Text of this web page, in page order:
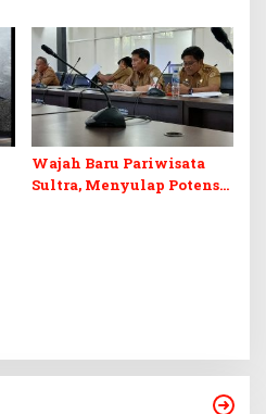
Desak Formasi Disabilitas
Wajah Baru Pariwisata
Sultra, Menyulap Potensi